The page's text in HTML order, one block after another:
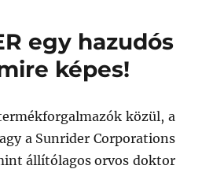
egy hazudós
képes!
közül, a
a Sunrider Corporations
állítólagos orvos doktor